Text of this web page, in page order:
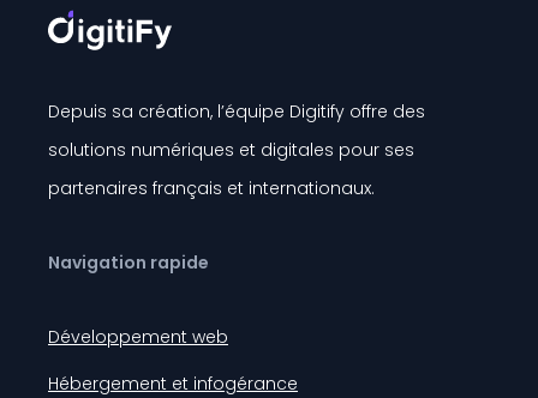
Depuis sa création, l’équipe Digitify offre des
solutions numériques et digitales pour ses
partenaires français et internationaux.
Navigation rapide
Développement web
Hébergement et infogérance